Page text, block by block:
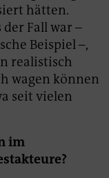
hätten.
Fall war –
Beispiel –,
realistisch
wagen können
seit vielen
im